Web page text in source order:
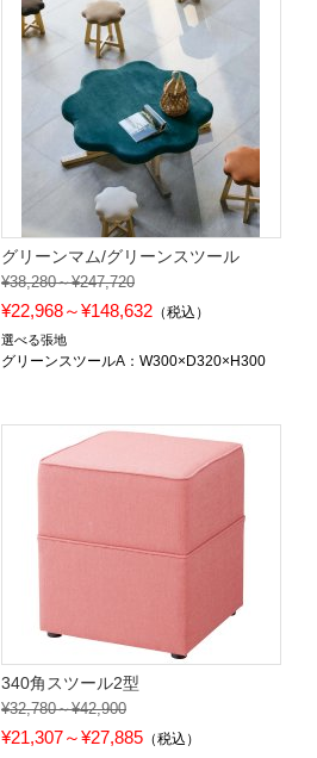
グリーンマム/グリーンスツール
¥38,280～¥247,720
¥22,968～¥148,632（税込）
選べる張地
グリーンスツールA：W300×D320×H300
340角スツール2型
¥32,780～¥42,900
¥21,307～¥27,885（税込）